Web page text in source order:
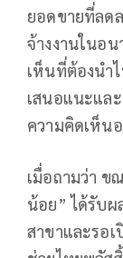
ยอดขายที่ลด
จ้างงานในอ
เห็นที่ต้องนำ
เสนอแนะแล
ความคิดเห็นอ
เมื่อถามว่า ข
น้อย” ได้รับผ
สาขาและรอเ